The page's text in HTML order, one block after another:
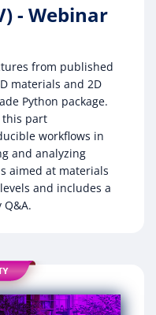
- Webinar
from published
materials and 2D
Python package.
this part
workflows in
and analyzing
aimed at materials
and includes a